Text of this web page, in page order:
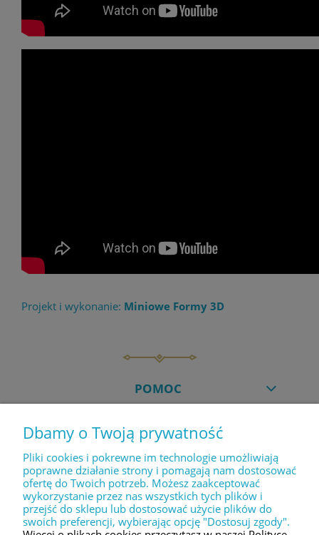
Projekt i wykonanie: Miniowe Formy 3D
POMOC
MOJE KONTO
PŁATNOŚCI I DOSTAWA
Dbamy o Twoją prywatność
Pliki cookies i pokrewne im technologie umożliwiają
poprawne działanie strony i pomagają nam dostosować
ofertę do Twoich potrzeb. Możesz zaakceptować
wykorzystanie przez nas wszystkich tych plików i
przejść do sklepu lub dostosować użycie plików do
swoich preferencji, wybierając opcję "Dostosuj zgody".